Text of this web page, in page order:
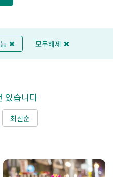
모두해제
있습니다
최신순